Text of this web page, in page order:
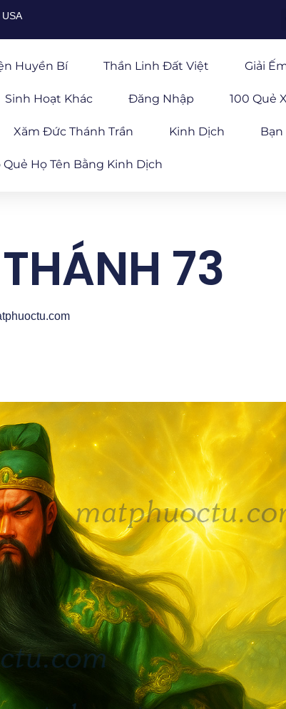
Huyền Bí Thần Linh Đất Việt Giải
Sinh Hoạt Khác Đăng Nhập 100 Quẻ
Xăm Đức Thánh Trần Kinh Dịch Bạn
Quẻ Họ Tên Bằng Kinh Dịch
73